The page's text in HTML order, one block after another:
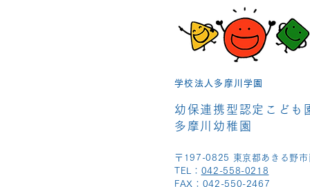
学校法人多摩川学園
幼保連携型認定こども
多摩川幼稚園
〒197-0825 東京都あきる野市
TEL： 042-558-0218
FAX：042-550-2467